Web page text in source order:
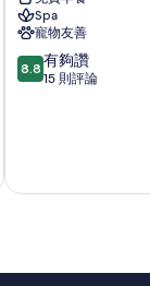
格
爾
溫
泉
Spa
寵物友善
8.8
分，
夠
評
8.8 有夠讚
15 則評論